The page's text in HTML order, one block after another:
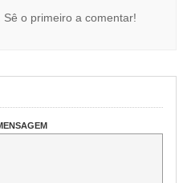
o primeiro a comentar!